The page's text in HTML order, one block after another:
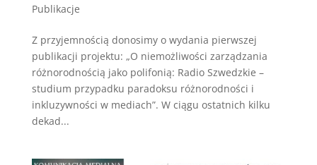
Publikacje
Z przyjemnością donosimy o wydania pierwszej
publikacji projektu: „O niemożliwości zarządzania
różnorodnością jako polifonią: Radio Szwedzkie –
studium przypadku paradoksu różnorodności i
inkluzywności w mediach”. W ciągu ostatnich kilku
dekad...